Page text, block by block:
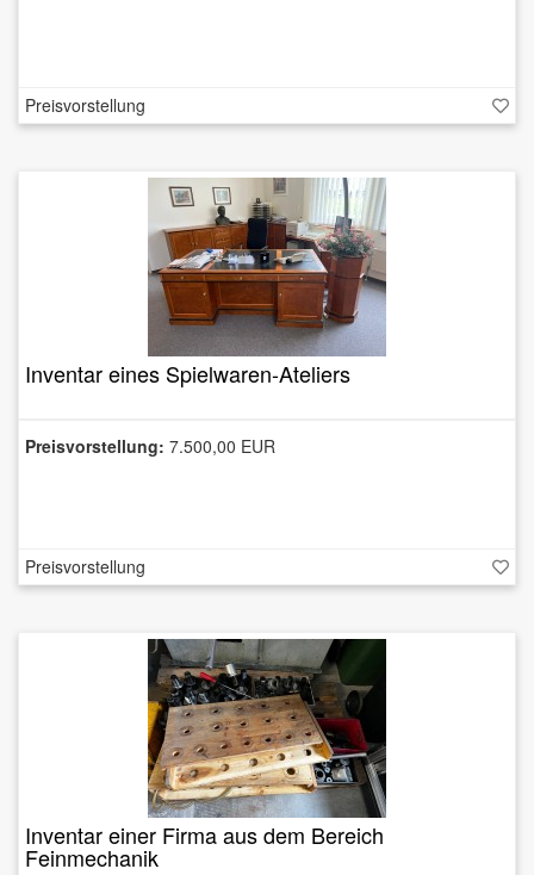
Preisvorstellung
Inventar eines Spielwaren-Ateliers
Preisvorstellung: 7.500,00 EUR
Preisvorstellung
Inventar einer Firma aus dem Bereich
Feinmechanik